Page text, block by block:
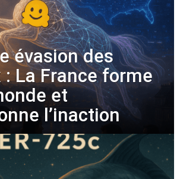
évasion des
: La France forme
et
l’inaction